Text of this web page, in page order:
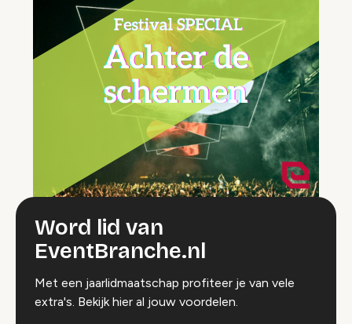
Word lid van
EventBranche.nl
Met een jaarlidmaatschap profiteer je van vele
extra's. Bekijk hier al jouw voordelen.